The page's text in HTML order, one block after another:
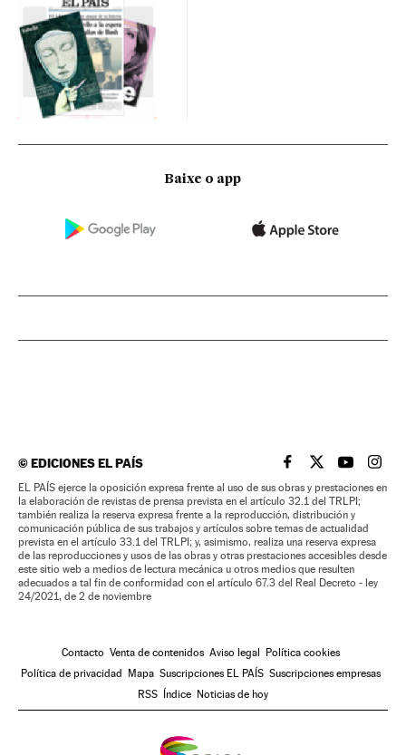
Baixe o app
©EDICIONES EL PAÍS EL PAÍS BRASIL EN
EL PAÍSEL PAÍS
EL
EL PAÍS ejerce la oposición expresa frente al uso de sus obras y prestaciones en
la elaboración de revistas de prensa prevista en el artículo 32.1 del TRLPI;
también realiza la reserva expresa frente a la reproducción, distribución y
comunicación pública de sus trabajos y artículos sobre temas de actualidad
prevista en el artículo 33.1 del TRLPI; y, asimismo, realiza una reserva expresa
de las reproducciones y usos de las obras y otras prestaciones accesibles desde
este sitio web a medios de lectura mecánica u otros medios que resulten
adecuados a tal fin de conformidad con el artículo 67.3 del Real Decreto - ley
24/2021, de 2 de noviembre
Contacto Venta de contenidos Aviso legal
Política cookies
Política de privacidad
Mapa Suscripciones EL PAÍS Suscripciones empresas
RSS
Índice Noticias de hoy